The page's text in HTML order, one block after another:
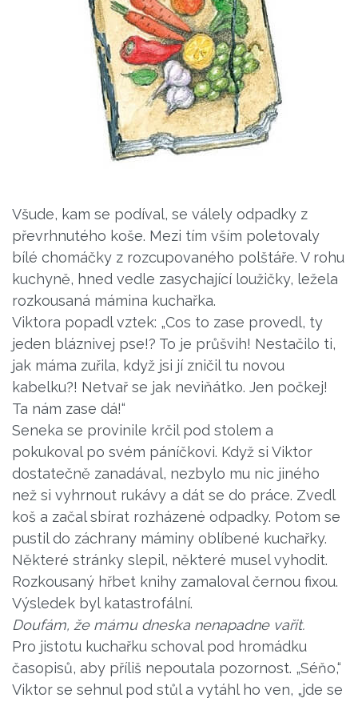
Všude, kam se podíval, se válely odpadky z
převrhnutého koše. Mezi tím vším poletovaly
bílé chomáčky z rozcupovaného polštáře. V rohu
kuchyně, hned vedle zasychající loužičky, ležela
rozkousaná mámina kuchařka.
Viktora popadl vztek: „Cos to zase provedl, ty
jeden bláznivej pse!? To je průšvih! Nestačilo ti,
jak máma zuřila, když jsi jí zničil tu novou
kabelku?! Netvař se jak neviňátko. Jen počkej!
Ta nám zase dá!“
Seneka se provinile krčil pod stolem a
pokukoval po svém páníčkovi. Když si Viktor
dostatečně zanadával, nezbylo mu nic jiného
než si vyhrnout rukávy a dát se do práce. Zvedl
koš a začal sbírat rozházené odpadky. Potom se
pustil do záchrany máminy oblíbené kuchařky.
Některé stránky slepil, některé musel vyhodit.
Rozkousaný hřbet knihy zamaloval černou fixou.
Výsledek byl katastrofální.
Doufám, že mámu dneska nenapadne vařit.
Pro jistotu kuchařku schoval pod hromádku
časopisů, aby příliš nepoutala pozornost. „Séňo,“
Viktor se sehnul pod stůl a vytáhl ho ven, „jde se